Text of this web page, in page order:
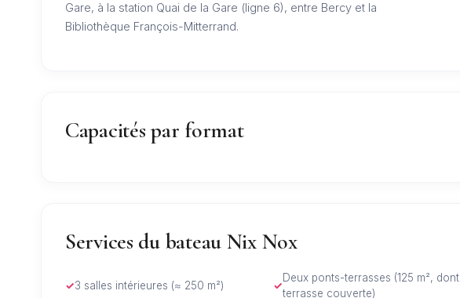
Gare, à la station Quai de la Gare (ligne 6), entre Bercy et la
Bibliothèque François-Mitterrand.
Capacités par format
Services du bateau Nix Nox
3 salles intérieures (≈ 250 m²)
Deux ponts-terrasses (125 m², dont
terrasse couverte)